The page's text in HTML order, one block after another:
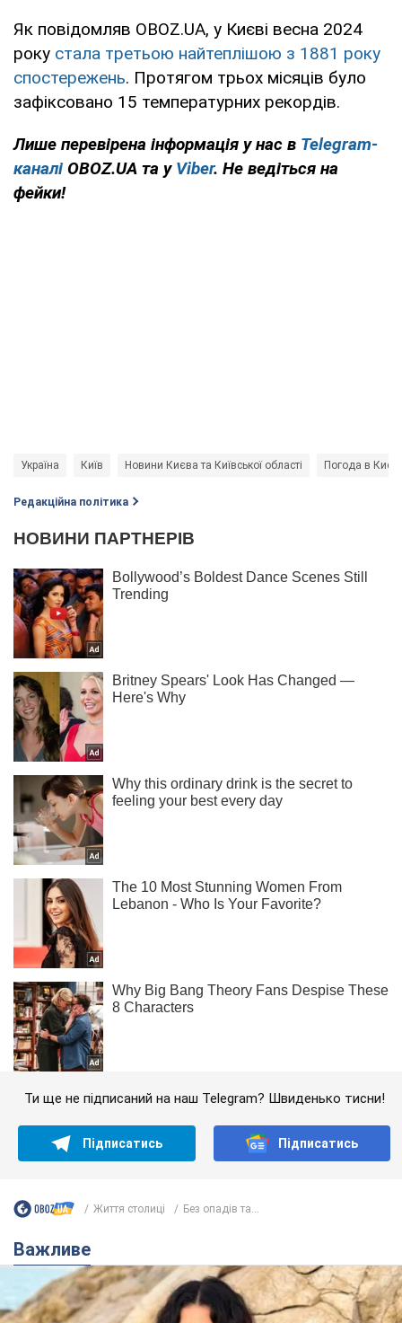
Як повідомляв OBOZ.UA, у Києві весна 2024
року стала третьою найтеплішою з 1881 року
спостережень. Протягом трьох місяців було
зафіксовано 15 температурних рекордів.
Лише перевірена інформація у нас в Telegram-
каналі OBOZ.UA та у Viber. Не ведіться на
фейки!
Україна Київ Новини Києва та Київської області Погода в Києві
Редакційна політика
Ти ще не підписаний на наш Telegram? Швиденько тисни!
Підписатись Підписатись
Життя столиці Без опадів та...
Важливе